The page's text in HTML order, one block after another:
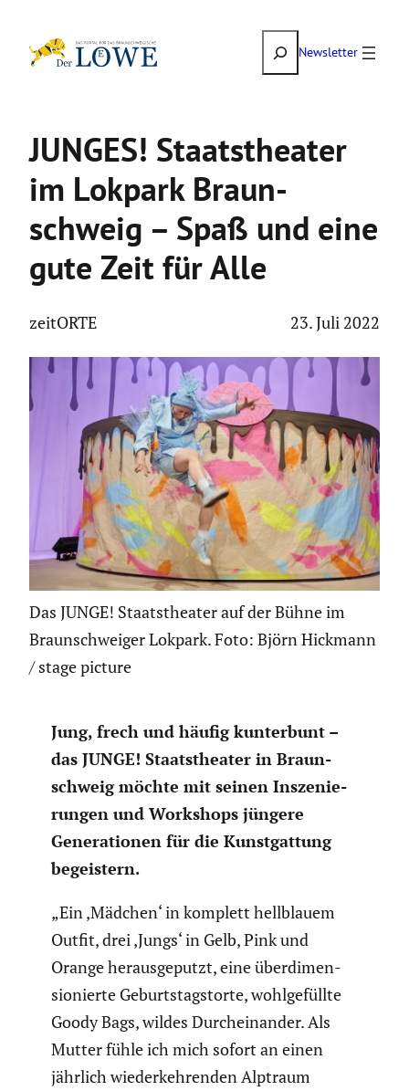
Inhalt
SuchenNewsletter
JUNGES! Staats­theater
im Lokpark Braun­
schweig – Spaß und eine
gute Zeit für Alle
zeitORTE 23. Juli 2022
Das JUNGE! Staatstheater auf der Bühne im
Braunschweiger Lokpark. Foto: Björn Hickmann
/ stage picture
Jung, frech und häufig kunter­bunt –
das JUNGE! Staats­theater in Braun­
schweig möchte mit seinen Insze­nie­
rungen und Workshops jüngere
Genera­tionen für die Kunst­gat­tung
begeis­tern.
„Ein ‚Mädchen‘ in komplett hellblauem
Outfit, drei ‚Jungs‘ in Gelb, Pink und
Orange heraus­ge­putzt, eine überdi­men­
sio­nierte Geburts­tags­torte, wohlge­füllte
Goody Bags, wildes Durch­ein­ander. Als
Mutter fühle ich mich sofort an einen
jährlich wieder­keh­renden Alptraum